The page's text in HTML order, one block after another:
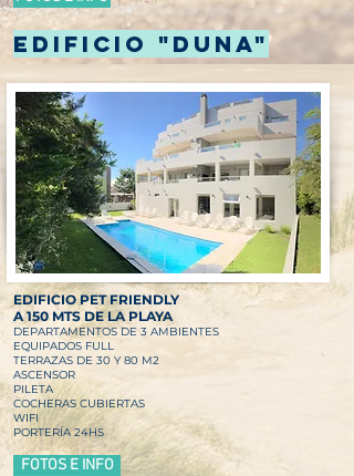
Edificio "Duna"
EDIFICIO PET FRIENDLY
A 150 MTS DE LA PLAYA
DEPARTAMENTOS DE 3 AMBIENTES
EQUIPADOS FULL
TERRAZAS DE 30 Y 80 M2
ASCENSOR
PILETA
COCHERAS CUBIERTAS
WIFI
PORTERÍA 24HS
FOTOS E INFO